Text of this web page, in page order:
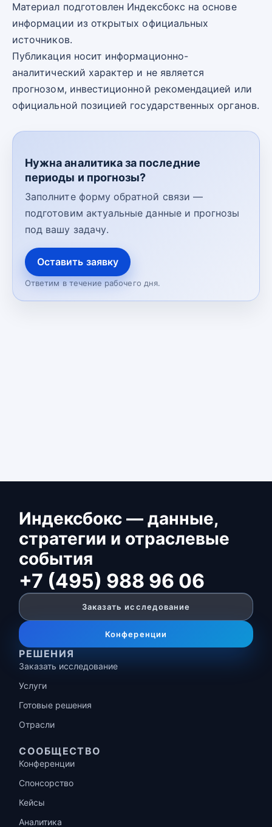
Материал подготовлен Индексбокс на основе
информации из открытых официальных
источников.
Публикация носит информационно-
аналитический характер и не является
прогнозом, инвестиционной рекомендацией или
официальной позицией государственных органов.
Нужна аналитика за последние
периоды и прогнозы?
Заполните форму обратной связи —
подготовим актуальные данные и прогнозы
под вашу задачу.
Оставить заявку
Ответим в течение рабочего дня.
Индексбокс — данные,
стратегии и отраслевые
события
+7 (495) 988 96 06
Заказать исследование
Конференции
РЕШЕНИЯ
Заказать исследование
Услуги
Готовые решения
Отрасли
СООБЩЕСТВО
Конференции
Спонсорство
Кейсы
Аналитика